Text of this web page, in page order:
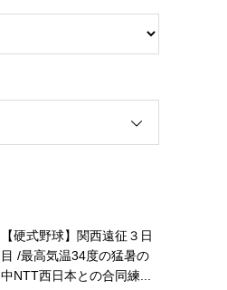
【硬式野球】関西遠征３日
目 /最高気温34度の猛暑の
中NTT西日本との合同練...